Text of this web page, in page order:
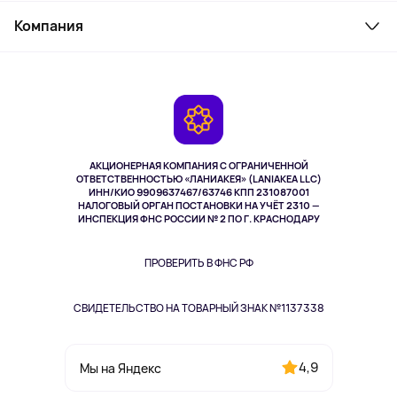
АКЦИОНЕРНАЯ КОМПАНИЯ С ОГРАНИЧЕННОЙ
ОТВЕТСТВЕННОСТЬЮ «ЛАНИАКЕЯ» (LANIAKEA LLC)
ИНН/КИО 9909637467/63746 КПП 231087001
НАЛОГОВЫЙ ОРГАН ПОСТАНОВКИ НА УЧЁТ 2310 —
ИНСПЕКЦИЯ ФНС РОССИИ № 2 ПО Г. КРАСНОДАРУ
ПРОВЕРИТЬ В ФНС РФ
СВИДЕТЕЛЬСТВО НА ТОВАРНЫЙ ЗНАК №1137338
Мы на Яндекс 4,9
Косметика и уход
Здоровье питомцев
Одежда и аксессуары
Как заказать
Компания